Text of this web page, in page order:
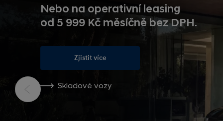
Nebo na operativní leasing
od 5 999 Kč měsíčně bez DPH.
Zjistit více
Skladové vozy